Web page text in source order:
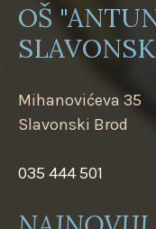
OŠ
Mihanovićeva 35
Slavonski Brod
035 444 501